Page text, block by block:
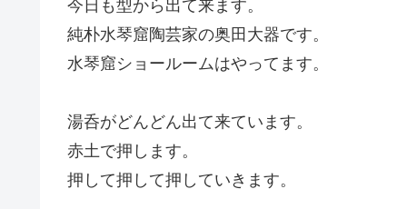
今日も型から出て来ます。
純朴水琴窟陶芸家の奥田大器です。
水琴窟ショールームはやってます。
湯呑がどんどん出て来ています。
赤土で押します。
押して押して押していきます。